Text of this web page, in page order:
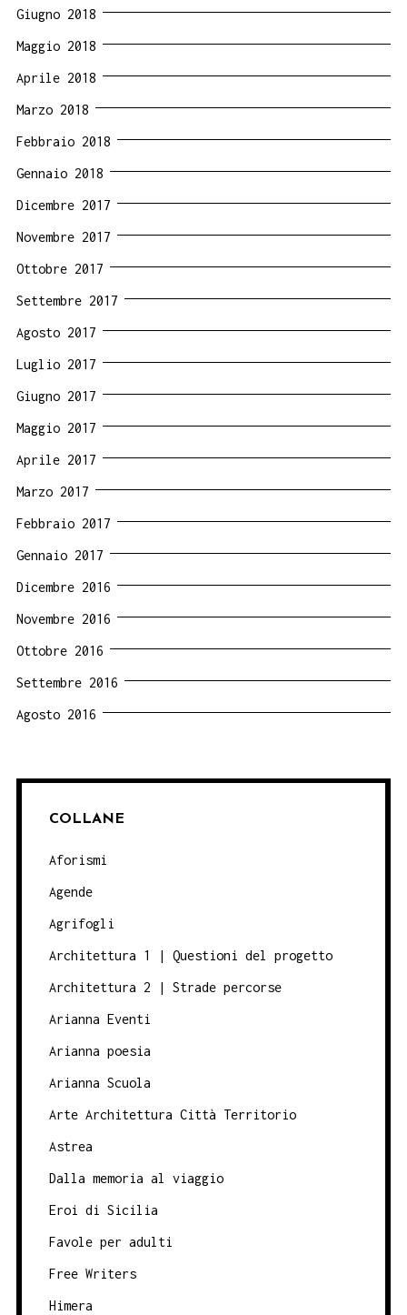
Giugno 2018
Maggio 2018
Aprile 2018
Marzo 2018
Febbraio 2018
Gennaio 2018
Dicembre 2017
Novembre 2017
Ottobre 2017
Settembre 2017
Agosto 2017
Luglio 2017
Giugno 2017
Maggio 2017
Aprile 2017
Marzo 2017
Febbraio 2017
Gennaio 2017
Dicembre 2016
Novembre 2016
Ottobre 2016
Settembre 2016
Agosto 2016
COLLANE
Aforismi
Agende
Agrifogli
Architettura 1 | Questioni del progetto
Architettura 2 | Strade percorse
Arianna Eventi
Arianna poesia
Arianna Scuola
Arte Architettura Città Territorio
Astrea
Dalla memoria al viaggio
Eroi di Sicilia
Favole per adulti
Free Writers
Himera